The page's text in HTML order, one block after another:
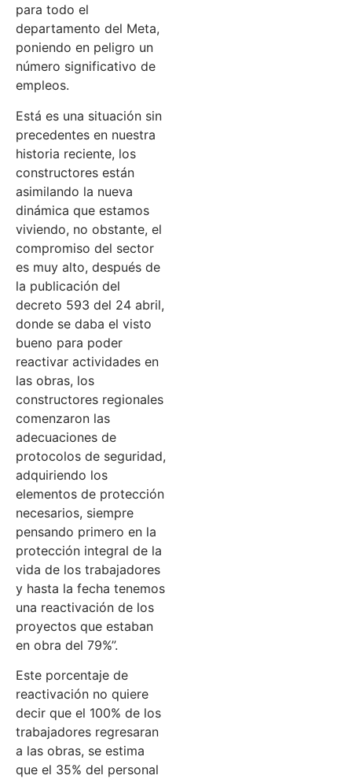
para todo el
departamento del Meta,
poniendo en peligro un
número significativo de
empleos.
Está es una situación sin
precedentes en nuestra
historia reciente, los
constructores están
asimilando la nueva
dinámica que estamos
viviendo, no obstante, el
compromiso del sector
es muy alto, después de
la publicación del
decreto 593 del 24 abril,
donde se daba el visto
bueno para poder
reactivar actividades en
las obras, los
constructores regionales
comenzaron las
adecuaciones de
protocolos de seguridad,
adquiriendo los
elementos de protección
necesarios, siempre
pensando primero en la
protección integral de la
vida de los trabajadores
y hasta la fecha tenemos
una reactivación de los
proyectos que estaban
en obra del 79%”.
Este porcentaje de
reactivación no quiere
decir que el 100% de los
trabajadores regresaran
a las obras, se estima
que el 35% del personal